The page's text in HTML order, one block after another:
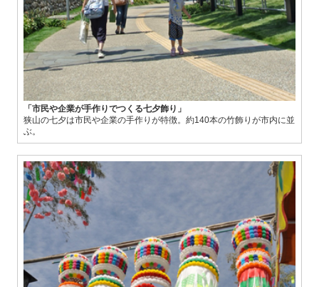
「市民や企業が手作りでつくる七夕飾り」
狭山の七夕は市民や企業の手作りが特徴。約140本の竹飾りが市内に並
ぶ。